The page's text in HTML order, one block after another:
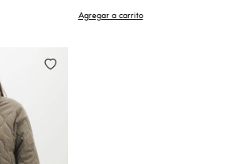
Agregar a carrito